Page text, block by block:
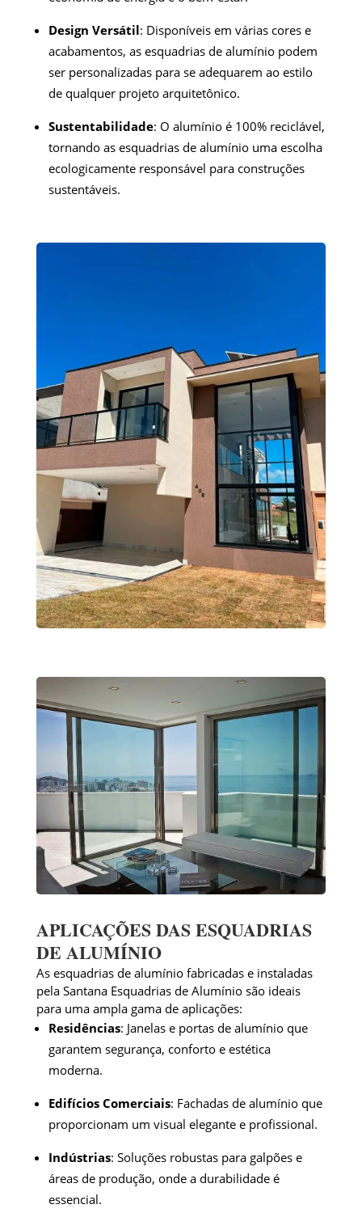
Design Versátil: Disponíveis em várias cores e
acabamentos, as esquadrias de alumínio podem
ser personalizadas para se adequarem ao estilo
de qualquer projeto arquitetônico.
Sustentabilidade: O alumínio é 100% reciclável,
tornando as esquadrias de alumínio uma escolha
ecologicamente responsável para construções
sustentáveis.
APLICAÇÕES DAS ESQUADRIAS
DE ALUMÍNIO
As esquadrias de alumínio fabricadas e instaladas
pela Santana Esquadrias de Alumínio são ideais
para uma ampla gama de aplicações:
Residências: Janelas e portas de alumínio que
garantem segurança, conforto e estética
moderna.
Edifícios Comerciais: Fachadas de alumínio que
proporcionam um visual elegante e profissional.
Indústrias: Soluções robustas para galpões e
áreas de produção, onde a durabilidade é
essencial.